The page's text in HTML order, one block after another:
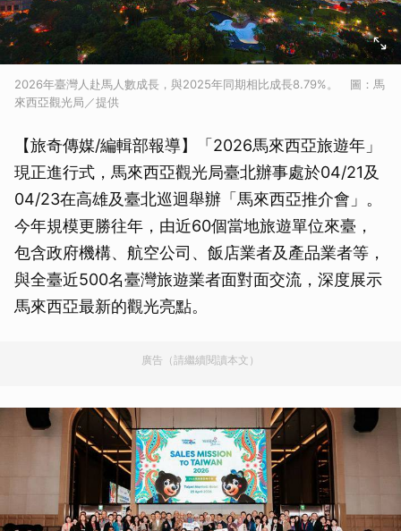
2026年臺灣人赴馬人數成長，與2025年同期相比成長8.79%。 圖：馬
來西亞觀光局／提供
【旅奇傳媒/編輯部報導】「2026馬來西亞旅遊年」
現正進行式，馬來西亞觀光局臺北辦事處於04/21及
04/23在高雄及臺北巡迴舉辦「馬來西亞推介會」。
今年規模更勝往年，由近60個當地旅遊單位來臺，
包含政府機構、航空公司、飯店業者及產品業者等，
與全臺近500名臺灣旅遊業者面對面交流，深度展示
馬來西亞最新的觀光亮點。
廣告（請繼續閱讀本文）